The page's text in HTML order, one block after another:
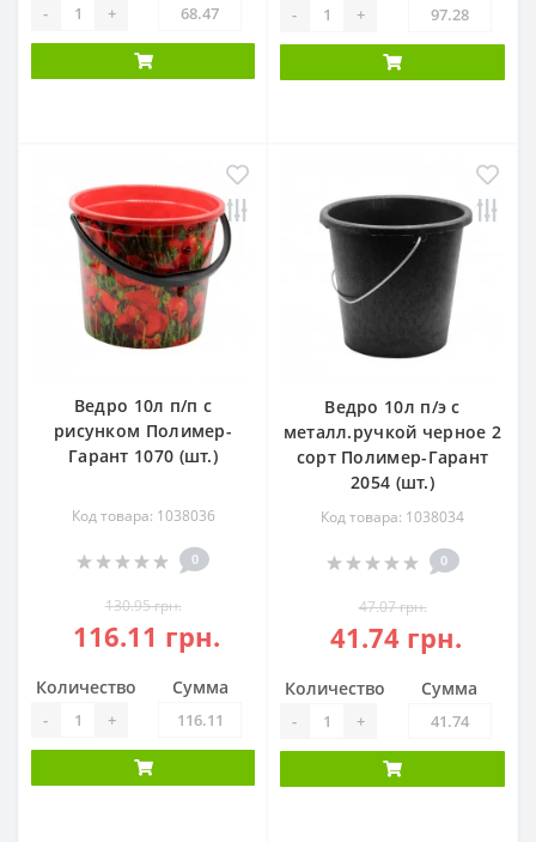
- + - +
Ведро 10л п/п с
рисунком Полимер-
Гарант 1070 (шт.)
Код товара: 1038036
0
130.95 грн.
116.11 грн.
Количество
- +
Сумма
Ведро 10л п/э с
металл.ручкой черное 2
сорт Полимер-Гарант
2054 (шт.)
Код товара: 1038034
0
47.07 грн.
41.74 грн.
Количество
- +
Сумма